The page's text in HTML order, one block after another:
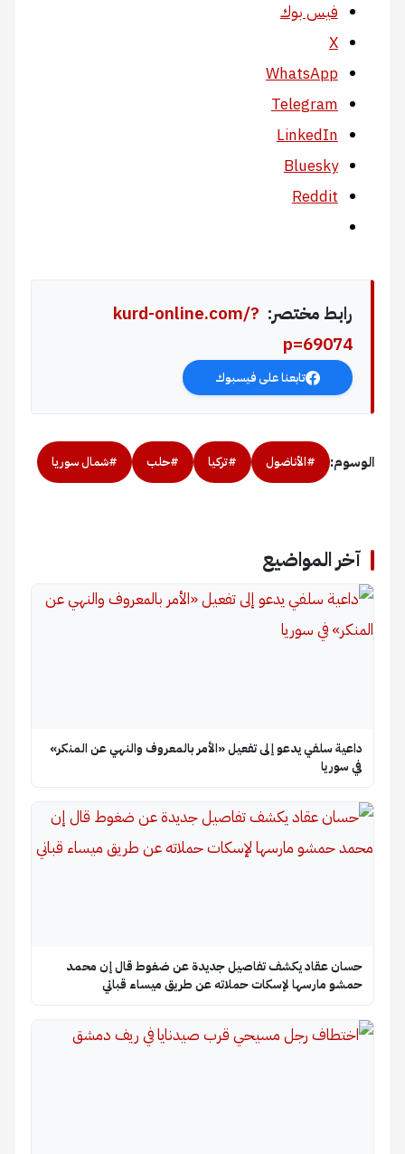
فيس بوك
X
WhatsApp
Telegram
LinkedIn
Bluesky
Reddit
رابط مختصر: kurd-online.com/?
p=69074
تابعنا على فيسبوك
الوسوم: #الأناضول #تركيا #حلب #شمال سوريا
آخر المواضيع
داعية سلفي يدعو إلى تفعيل «الأمر بالمعروف والنهي عن المنكر»
في سوريا
حسان عقاد يكشف تفاصيل جديدة عن ضغوط قال إن محمد
حمشو مارسها لإسكات حملاته عن طريق ميساء قباني